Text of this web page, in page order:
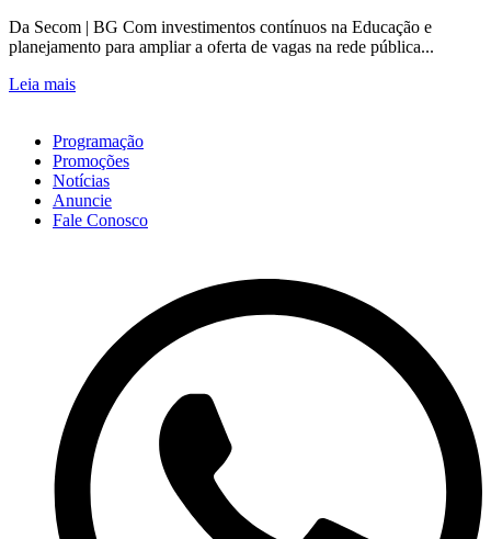
Da Secom | BG Com investimentos contínuos na Educação e
planejamento para ampliar a oferta de vagas na rede pública...
Leia mais
Programação
Promoções
Notícias
Anuncie
Fale Conosco